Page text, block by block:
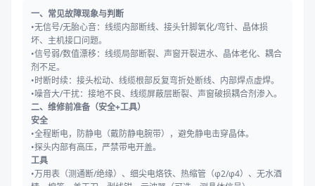
一、常见故障现象与判断
•无信号/无胎心音：线缆内部断线、接头针脚氧化/弯针、晶体损
坏、主机接口问题。
•信号弱/数值漂移：线缆局部断裂、声窗开裂进水、晶体老化、耦合
剂不足。
•时断时续：接头松动、线缆根部反复弯折处断线、内部焊点虚焊。
•噪音大/干扰：接地不良、线缆屏蔽层断裂、声窗破损耦合剂渗入。
二、维修前准备（安全+工具）
安全
•全程断电，防静电（戴防静电腕带），避免静电击穿晶体。
•探头内部有高压，严禁带电开盖。
工具
•万用表（测通断/绝缘）、细尖电烙铁、热缩管（φ2/φ4）、无水酒